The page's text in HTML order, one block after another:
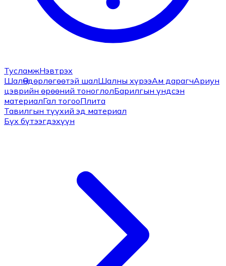
ТусламжНэвтрэх
ШалӨндөрлөгөөтэй шалШалны хүрээАм дарагчАриун
цэврийн өрөөний тоноглолБарилгын үндсэн
материалГал тогооПлита
Тавилгын түүхий эд материал
Бүх бүтээгдэхүүн